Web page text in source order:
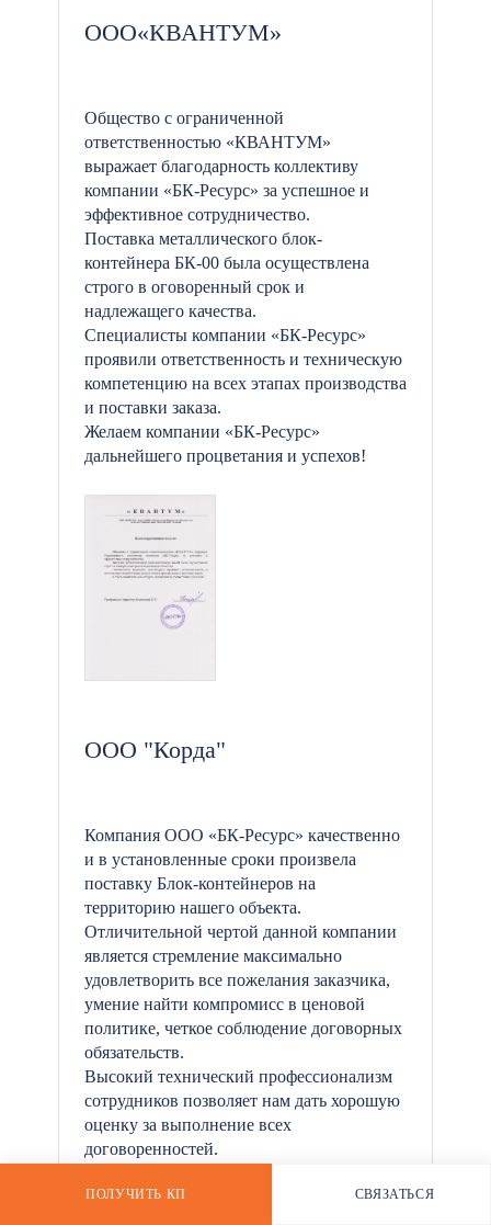
ООО«КВАНТУМ»
Общество с ограниченной
ответственностью «КВАНТУМ»
выражает благодарность коллективу
компании «БК-Ресурс» за успешное и
эффективное сотрудничество.
Поставка металлического блок-
контейнера БК-00 была осуществлена
строго в оговоренный срок и
надлежащего качества.
Специалисты компании «БК-Ресурс»
проявили ответственность и техническую
компетенцию на всех этапах производства
и поставки заказа.
Желаем компании «БК-Ресурс»
дальнейшего процветания и успехов!
ООО "Корда"
Компания ООО «БК-Ресурс» качественно
и в установленные сроки произвела
поставку Блок-контейнеров на
территорию нашего объекта.
Отличительной чертой данной компании
является стремление максимально
удовлетворить все пожелания заказчика,
умение найти компромисс в ценовой
политике, четкое соблюдение договорных
обязательств.
Высокий технический профессионализм
сотрудников позволяет нам дать хорошую
оценку за выполнение всех
договоренностей.
ПОЛУЧИТЬ КП СВЯЗАТЬСЯ